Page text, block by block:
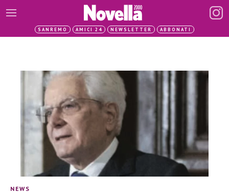
SANREMO AMICI 24 NEWSLETTER ABBONATI
NEWS